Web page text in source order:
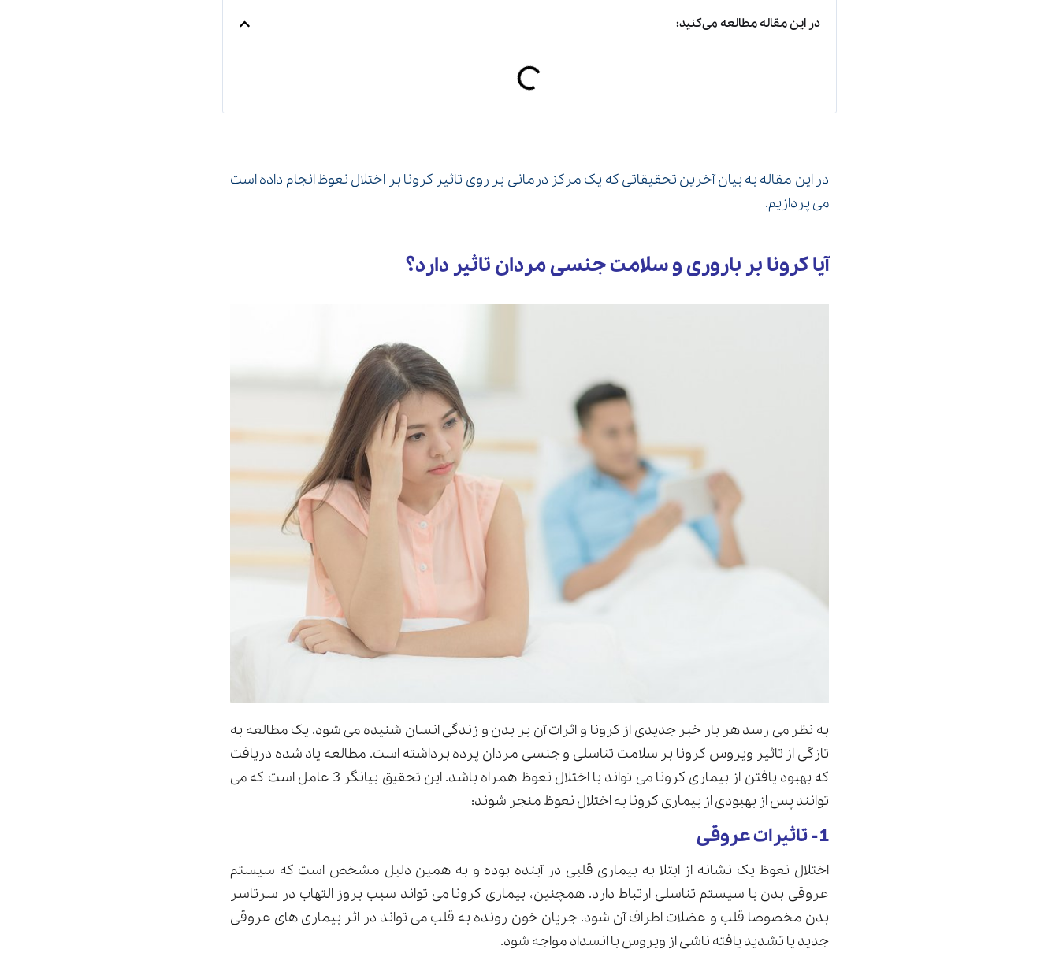
در این مقاله مطالعه می‌کنید:
در این مقاله به بیان آخرین تحقیقاتی که یک مرکز درمانی بر روی تاثیر کرونا بر اختلال نعوظ انجام داده است
می پردازیم.
آیا کرونا بر باروری و سلامت جنسی مردان تاثیر دارد؟
به نظر می رسد هر بار خبر جدیدی از کرونا و اثرات آن بر بدن و زندگی انسان شنیده می شود. یک مطالعه به
تازگی از تاثیر ویروس کرونا بر سلامت تناسلی و جنسی مردان پرده برداشته است. مطالعه یاد شده دریافت
که بهبود یافتن از بیماری کرونا می تواند با اختلال نعوظ همراه باشد. این تحقیق بیانگر 3 عامل است که می
توانند پس از بهبودی از بیماری کرونا به اختلال نعوظ منجر شوند:
1- تاثیرات عروقی
اختلال نعوظ یک نشانه از ابتلا به بیماری قلبی در آینده بوده و به همین دلیل مشخص است که سیستم
عروقی بدن با سیستم تناسلی ارتباط دارد. همچنین، بیماری کرونا می تواند سبب بروز التهاب در سرتاسر
بدن مخصوصا قلب و عضلات اطراف آن شود. جریان خون رونده به قلب می تواند در اثر بیماری های عروقی
جدید یا تشدید یافته ناشی از ویروس با انسداد مواجه شود.